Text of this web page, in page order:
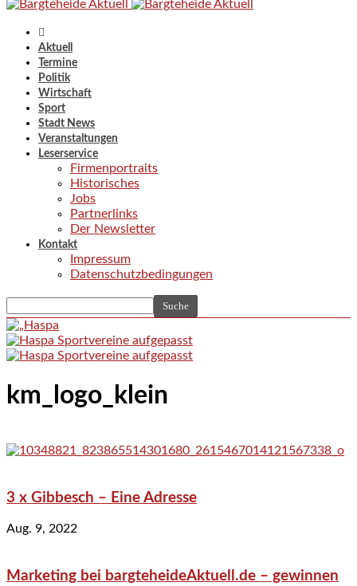
Aktuell
Termine
Politik
Wirtschaft
Sport
Stadt News
Veranstaltungen
Leserservice
Firmenportraits
Historisches
Jobs
Partnerlinks
Der Newsletter
Kontakt
Impressum
Datenschutzbedingungen
km_logo_klein
3 x Gibbesch – Eine Adresse
Aug. 9, 2022
Marketing bei bargteheideAktuell.de – gewinnen